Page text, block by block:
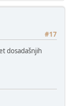
#17
dosadašnjih